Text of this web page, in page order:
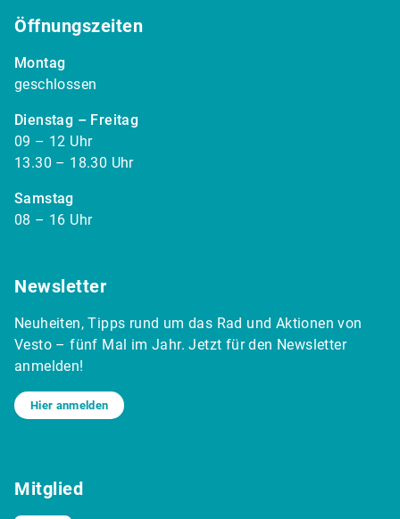
Öffnungszeiten
Montag
geschlossen
Dienstag – Freitag
09 – 12 Uhr
13.30 – 18.30 Uhr
Samstag
08 – 16 Uhr
Newsletter
Neuheiten, Tipps rund um das Rad und Aktionen von
Vesto – fünf Mal im Jahr. Jetzt für den Newsletter
anmelden!
Hier anmelden
Mitglied